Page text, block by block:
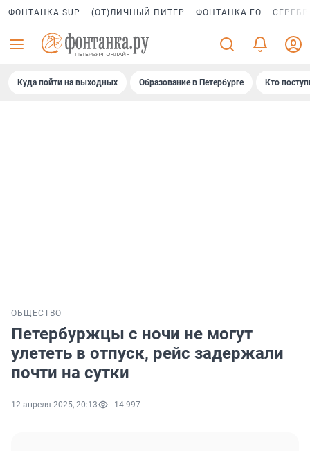
ФОНТАНКА SUP (ОТ)ЛИЧНЫЙ ПИТЕР ФОНТАНКА ГО
Куда пойти на выходных Образование в Петербурге Кто
ОБЩЕСТВО
Петербуржцы с ночи не могут
улететь в отпуск, рейс задержали
почти на сутки
12 апреля 2025, 20:13 14 997